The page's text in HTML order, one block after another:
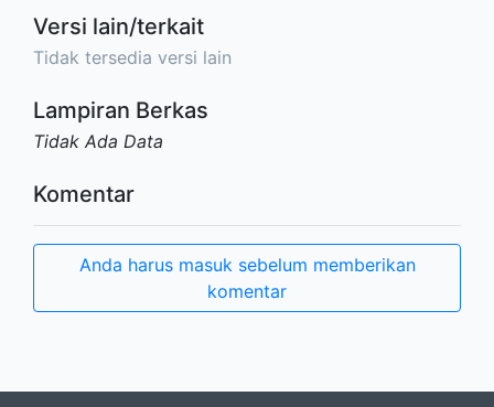
Versi lain/terkait
Tidak tersedia versi lain
Lampiran Berkas
Tidak Ada Data
Komentar
Anda harus masuk sebelum memberikan
komentar